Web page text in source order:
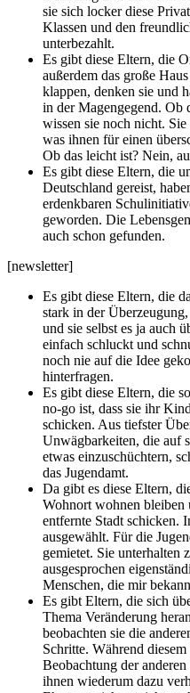
sie sich locker diese
Klassen und den
unterbezahlt.
Es gibt diese Eltern, die
außerdem das große
klappen, denken sie und
in der Magengegend. Ob
wissen sie noch nicht.
was ihnen für einen
Ob das leicht ist? Nein,
Es gibt diese Eltern, die
Deutschland gereist,
erdenkbaren
geworden. Die
auch schon gefunden.
[newsletter]
Es gibt diese Eltern, die
stark in der
und sie selbst es ja auch
einfach schluckt und
noch nie auf die Idee
hinterfragen.
Es gibt diese Eltern, die
no-go ist, dass sie ihr
schicken. Aus tiefster
Unwägbarkeiten, die auf
etwas einzuschüchtern,
das Jugendamt.
Da gibt es diese Eltern,
Wohnort wohnen
entfernte Stadt schicken.
ausgewählt. Für die
gemietet. Sie unterhalten
ausgesprochen
Menschen, die mir
Es gibt Eltern, die sich
Thema Veränderung
beobachten sie die
Schritte. Während
Beobachtung der
ihnen wiederum dazu